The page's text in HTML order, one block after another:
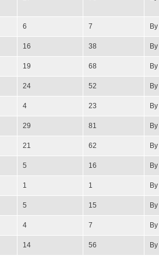
6 7 By
16 38 By
19 68 By
24 52 By
4 23 By
29 81 By
21 62 By
5 16 By
1 1 By
5 15 By
4 7 By
14 56 By